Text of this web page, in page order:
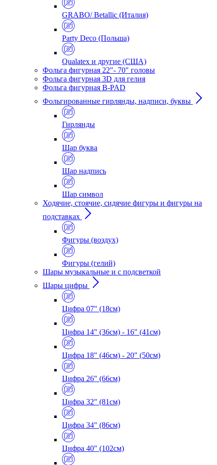
GRABO/ Betallic (Италия)
Party Deco (Польша)
Qualatex и другие (США)
Фольга фигурная 22"- 70" головы
Фольга фигурная 3D для гелия
Фольга фигурная B-PAD
Фольгированные гирлянды, надписи, буквы
Гирлянды
Шар буква
Шар надпись
Шар символ
Ходячие, стоячие, сидячие фигуры и фигуры на
подставках
Фигуры (воздух)
Фигуры (гелий)
Шары музыкальные и с подсветкой
Шары цифры
Цифра 07" (18см)
Цифра 14" (36см) - 16" (41см)
Цифра 18" (46см) - 20" (50см)
Цифра 26" (66см)
Цифра 32" (81см)
Цифра 34" (86см)
Цифра 40" (102см)